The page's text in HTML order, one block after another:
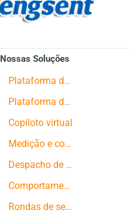
Nossas Soluções
Plataforma de rastreamento GPS
Plataforma de gerenciamento de pedidos
Copiloto virtual
Medição e controle de estados produtivos
Despacho de ônibus
Comportamento do motorista
Rondas de segurança